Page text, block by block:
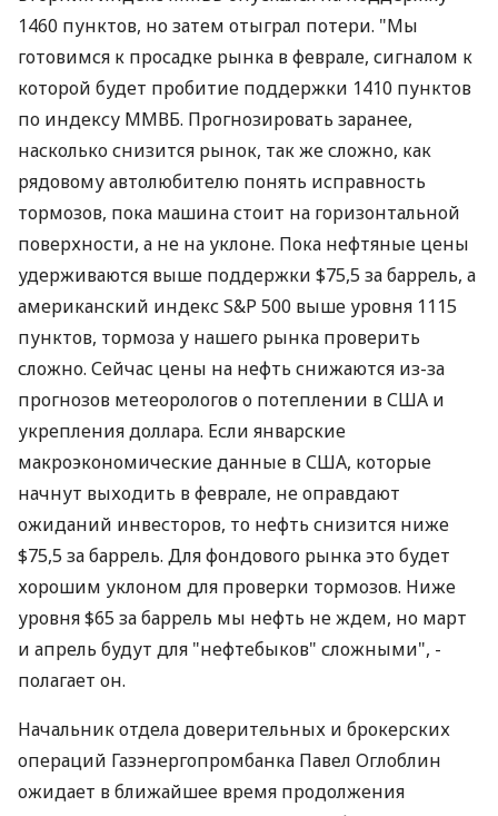
1460 пунктов, но затем отыграл потери. "Мы
готовимся к просадке рынка в феврале, сигналом к
которой будет пробитие поддержки 1410 пунктов
по индексу ММВБ. Прогнозировать заранее,
насколько снизится рынок, так же сложно, как
рядовому автолюбителю понять исправность
тормозов, пока машина стоит на горизонтальной
поверхности, а не на уклоне. Пока нефтяные цены
удерживаются выше поддержки $75,5 за баррель, а
американский индекс S&P 500 выше уровня 1115
пунктов, тормоза у нашего рынка проверить
сложно. Сейчас цены на нефть снижаются из-за
прогнозов метеорологов о потеплении в США и
укрепления доллара. Если январские
макроэкономические данные в США, которые
начнут выходить в феврале, не оправдают
ожиданий инвесторов, то нефть снизится ниже
$75,5 за баррель. Для фондового рынка это будет
хорошим уклоном для проверки тормозов. Ниже
уровня $65 за баррель мы нефть не ждем, но март
и апрель будут для "нефтебыков" сложными", -
полагает он.
Начальник отдела доверительных и брокерских
операций Газэнергопромбанка Павел Оглоблин
ожидает в ближайшее время продолжения